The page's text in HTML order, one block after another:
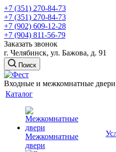
+7 (351) 270-84-73
+7 (351) 270-84-73
+7 (902) 609-12-28
+7 (904) 811-56-79
Заказать звонок
г. Челябинск, ул. Бажова, д. 91
Поиск
Входные и межкомнатные двери
Каталог
Межкомнатные
двери